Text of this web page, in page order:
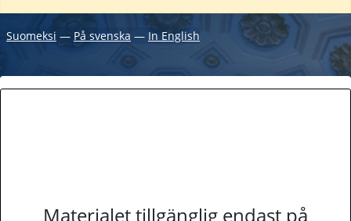
Suomeksi ― På svenska ― In English
Materialet tillgänglig endast på